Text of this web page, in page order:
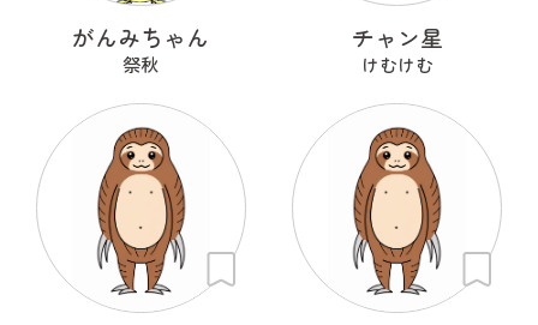
がんみちゃん
祭秋
チャン星
けむけむ